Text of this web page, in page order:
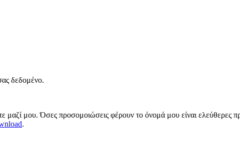
δεδομένο.
μαζί μου. Όσες προσομοιώσεις φέρουν το όνομά μου είναι ελεύθερες
.